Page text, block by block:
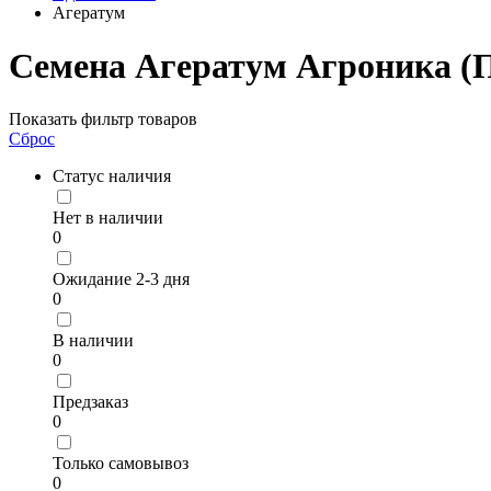
Агератум
Семена Агератум Агроника
Показать фильтр товаров
Сброс
Статус наличия
Нет в наличии
0
Ожидание 2-3 дня
0
В наличии
0
Предзаказ
0
Только самовывоз
0